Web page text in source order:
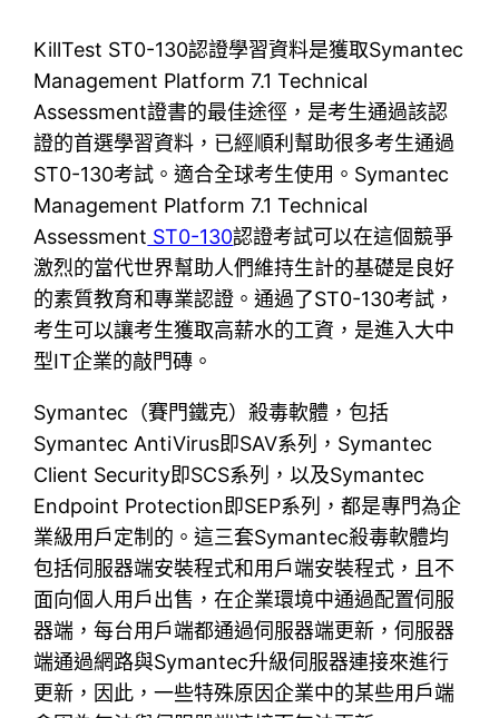
KillTest ST0-130認證學習資料是獲取Symantec
Management Platform 7.1 Technical
Assessment證書的最佳途徑，是考生通過該認
證的首選學習資料，已經順利幫助很多考生通過
ST0-130考試。適合全球考生使用。Symantec
Management Platform 7.1 Technical
Assessment ST0-130認證考試可以在這個競爭
激烈的當代世界幫助人們維持生計的基礎是良好
的素質教育和專業認證。通過了ST0-130考試，
考生可以讓考生獲取高薪水的工資，是進入大中
型IT企業的敲門磚。
Symantec（賽門鐵克）殺毒軟體，包括
Symantec AntiVirus即SAV系列，Symantec
Client Security即SCS系列，以及Symantec
Endpoint Protection即SEP系列，都是專門為企
業級用戶定制的。這三套Symantec殺毒軟體均
包括伺服器端安裝程式和用戶端安裝程式，且不
面向個人用戶出售，在企業環境中通過配置伺服
器端，每台用戶端都通過伺服器端更新，伺服器
端通過網路與Symantec升級伺服器連接來進行
更新，因此，一些特殊原因企業中的某些用戶端